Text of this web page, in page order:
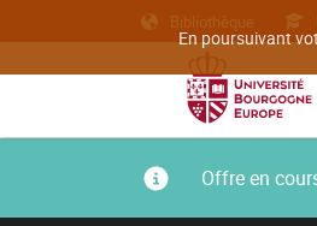
En poursuivant
Bibliothèque
Offre en